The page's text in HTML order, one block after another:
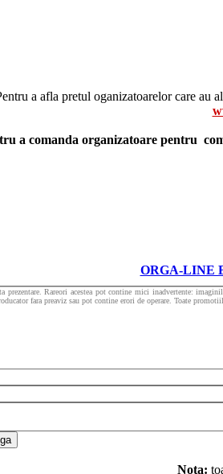
a afla pretul oganizatoarelor care au
a comanda organizatoare pentru
ORGA-LINE
prezentare. Rareori acestea pot contine mici inadvertente:
fara preaviz sau pot contine erori de operare. Toate
Nota: